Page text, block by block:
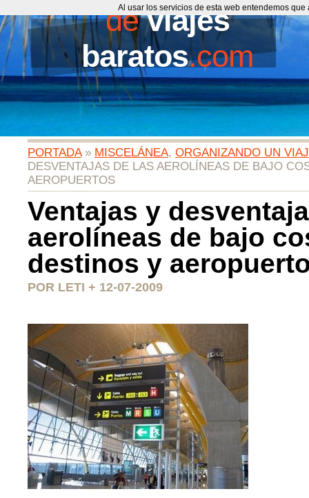
deviajes
baratos.com
PORTADA» MISCELÁNEA, ORGANIZANDO UN
DESVENTAJAS DE LAS AEROLÍNEAS DE BAJO
AEROPUERTOS
Ventajas y
aerolíneas de bajo
destinos y
POR LETI + 12-07-2009
Al usar los servicios de esta web entendemos